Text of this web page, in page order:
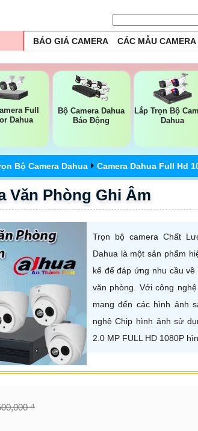
BÁO GIÁ CAMERA CÁC MẪU CAMERA
Full
Dahua
Bộ Camera Dahua
Báo Động
Lắp Trọn Bộ
Dahua
Bộ Camera Dahua Camera Dahua Full Hd
Văn Phòng Ghi Âm
Trọn bộ camera Chất
Dahua là một sản phẩm
kế để đáp ứng nhu cầu
văn phòng. Với công
mang đến các hình ảnh
nghệ Chip hình ảnh sử
2.0 MP FULL HD 1080P
₫